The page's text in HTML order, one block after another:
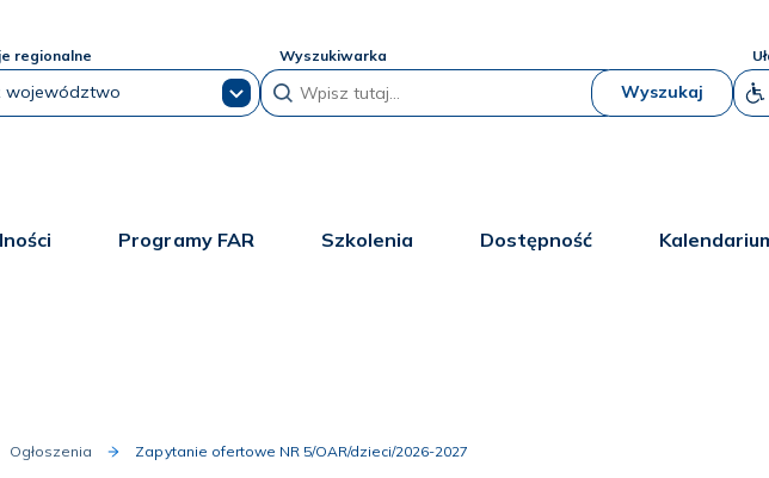
regionalne Wyszukiwarka
Wyszukaj
Programy FAR Szkolenia Dostępność
Ogłoszenia Zapytanie ofertowe NR 5/OAR/dzieci/2026-2027